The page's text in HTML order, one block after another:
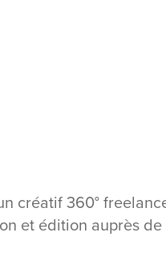
créatif 360°
et édition auprès